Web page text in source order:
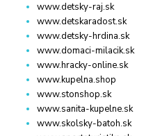
www.detsky-raj.sk
www.detskaradost.sk
www.detsky-hrdina.sk
www.domaci-milacik.sk
www.hracky-online.sk
www.kupelna.shop
www.stonshop.sk
www.sanita-kupelne.sk
www.skolsky-batoh.sk